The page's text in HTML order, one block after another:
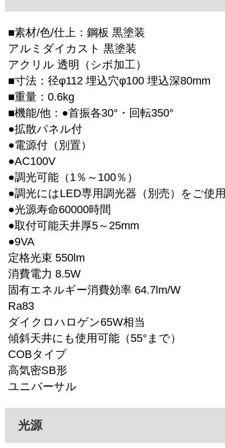
■素材/色/仕上：鋼板 黒塗装
アルミダイカスト 黒塗装
アクリル 透明（シボ加工）
■寸法：径φ112 埋込穴φ100 埋込深80mm
■重量：0.6kg
■機能/他：●首振各30°・回転350°
●拡散パネル付
●電源付（別置）
●AC100V
●調光可能（1％～100％）
●調光にはLED専用調光器（別売）をご使
●光源寿命60000時間
●取付可能天井厚5～25mm
●9VA
定格光束 550lm
消費電力 8.5W
固有エネルギー消費効率 64.7lm/W
Ra83
ダイクロハロゲン65W相当
傾斜天井にも使用可能（55°まで）
COBタイプ
高気密SB形
ユニバーサル
光源